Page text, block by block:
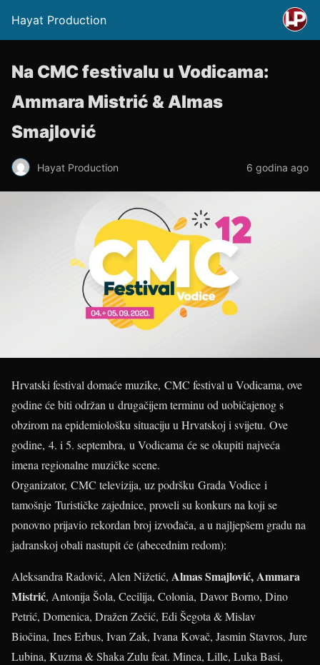
Hayat Production
Na CMC festivalu u Vodicama:
Ammara Mistrić & Almas
Smajlović
Hayat Production 6 godina ago
Hrvatski festival domaće muzike, CMC festival u Vodicama, ove
godine će biti održan u drugačijem terminu od uobičajenog s
obzirom na epidemiološku situaciju u Hrvatskoj i svijetu. Ove
godine, 4. i 5. septembra, u Vodicama će se okupiti najveća
imena regionalne muzičke scene.
Organizator, CMC televizija, uz podršku Grada Vodice i
tamošnje Turističke zajednice, proveli su konkurs na koji se
ponovno prijavio rekordan broj izvođača, a u najljepšem gradu na
jadranskoj obali nastupit će (abecednim redom):
Aleksandra Radović, Alen Nižetić, Almas Smajlović, Ammara
Mistrić, Antonija Šola, Cecilija, Colonia, Davor Borno, Dino
Petrić, Domenica, Dražen Zečić, Edi Šegota & Mislav
Biočina, Ines Erbus, Ivan Zak, Ivana Kovač, Jasmin Stavros, Jure
Lubina, Kuzma & Shaka Zulu feat. Minea, Lille, Luka Basi,